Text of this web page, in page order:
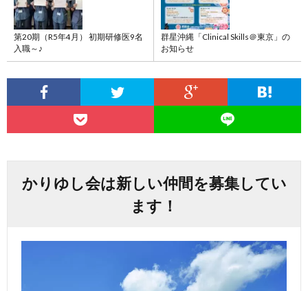
第20期（R5年4月） 初期研修医9名
入職～♪
群星沖縄「Clinical Skills＠東京」の
お知らせ
かりゆし会は新しい仲間を募集してい
ます！